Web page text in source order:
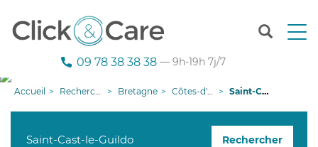
T
n
09 78 38 38 38 — 9h-19h 7j/7
Accueil Recherche aide à domicile Bretagne Côtes-d'armor Saint-Cast-le-Guildo
Rechercher